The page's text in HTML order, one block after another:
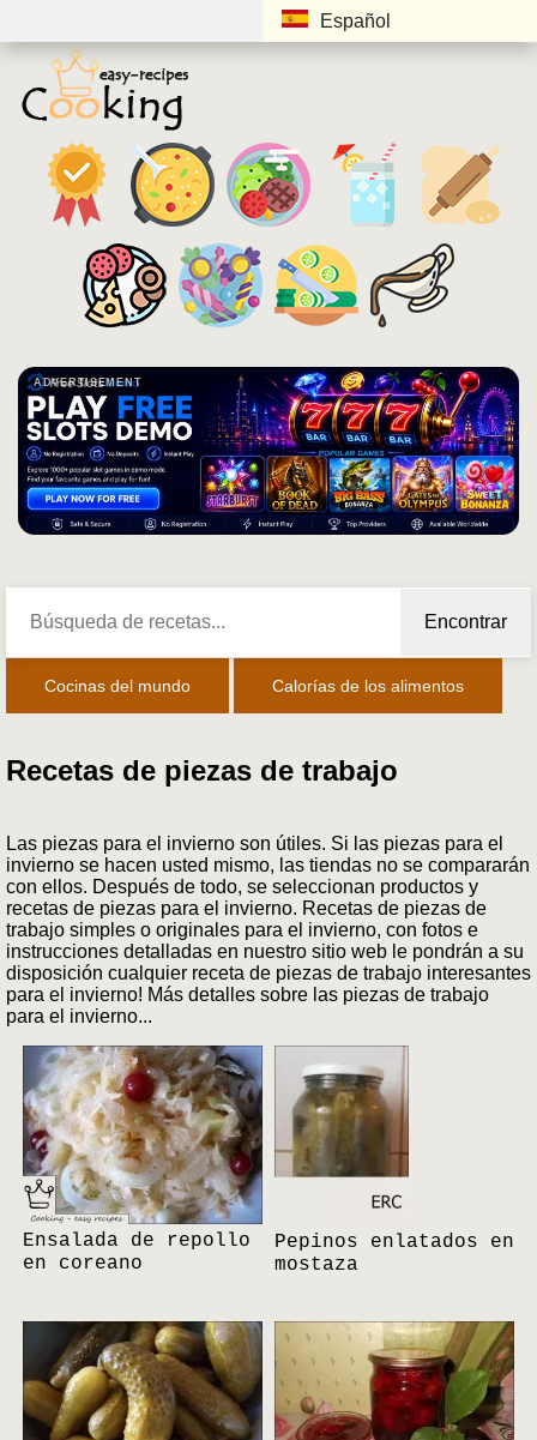
Español
ADVERTISEMENT
Encontrar
Cocinas del mundo Calorías de los alimentos
Recetas de piezas de trabajo
Las piezas para el invierno son útiles. Si las piezas para el
invierno se hacen usted mismo, las tiendas no se compararán
con ellos. Después de todo, se seleccionan productos y
recetas de piezas para el invierno. Recetas de piezas de
trabajo simples o originales para el invierno, con fotos e
instrucciones detalladas en nuestro sitio web le pondrán a su
disposición cualquier receta de piezas de trabajo interesantes
para el invierno! Más detalles sobre las piezas de trabajo
para el invierno...
Ensalada de repollo
en coreano
Pepinos enlatados en
mostaza